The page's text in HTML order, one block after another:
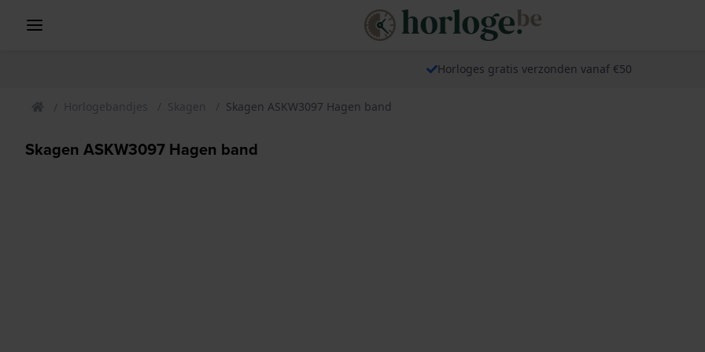
Horloges gratis verzonden vanaf €50
Horlogebandjes Skagen Skagen ASKW3097 Hagen band
Skagen ASKW3097 Hagen band